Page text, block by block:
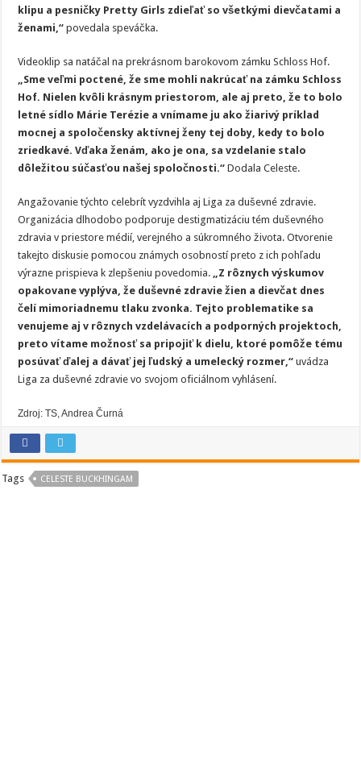
klipu a pesničky Pretty Girls zdieľať so všetkými dievčatami a
ženami,“povedala speváčka.
Videoklip sa natáčal na prekrásnom barokovom zámku Schloss Hof.
„Sme veľmi poctené, že sme mohli nakrúcať na zámku Schloss
Hof. Nielen kvôli krásnym priestorom, ale aj preto, že to bolo
letné sídlo Márie Terézie a vnímame ju ako žiarivý príklad
mocnej a spoločensky aktívnej ženy tej doby, kedy to bolo
zriedkavé. Vďaka ženám, ako je ona, sa vzdelanie stalo
dôležitou súčasťou našej spoločnosti.“Dodala Celeste.
Angažovanie týchto celebrít vyzdvihla aj Liga za duševné zdravie.
Organizácia dlhodobo podporuje destigmatizáciu tém duševného
zdravia v priestore médií, verejného a súkromného života. Otvorenie
takejto diskusie pomocou známych osobností preto z ich pohľadu
výrazne prispieva k zlepšeniu povedomia. „Z rôznych výskumov
opakovane vyplýva, že duševné zdravie žien a dievčat dnes
čelí mimoriadnemu tlaku zvonka. Tejto problematike sa
venujeme aj v rôznych vzdelávacích a podporných projektoch,
preto vítame možnosť sa pripojiť k dielu, ktoré pomôže tému
posúvať ďalej a dávať jej ľudský a umelecký rozmer,“ uvádza
Liga za duševné zdravie vo svojom oficiálnom vyhlásení.
Zdroj: TS, Andrea Čurná
Tags CELESTE BUCKHINGAM